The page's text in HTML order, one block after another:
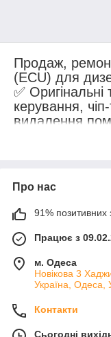
Продаж,
(ECU) для
✅ Оригінальні
керування,
видалення
Про нас
91% позитивних
Працює з
м. Одеса
Новікова 3
Україна, Одеса,
Контакти
Сьогодні